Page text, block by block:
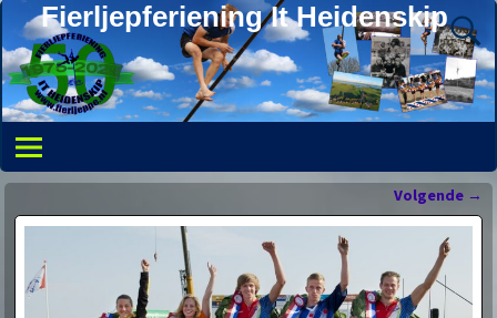
Fierljepferiening It Heidenskip
Bericht navigatie
Volgende →